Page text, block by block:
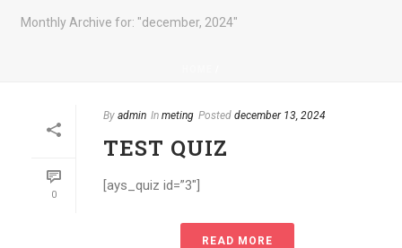
Monthly Archive for: "december, 2024"
0
By admin In meting Posted december 13, 2024
TEST QUIZ
[ays_quiz id=”3″]
READ MORE